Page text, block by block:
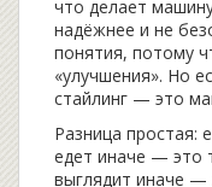
что делает
надёжнее и не
понятия, потому
«улучшения». Но
стайлинг — это
Разница простая:
едет иначе — это
выглядит иначе —